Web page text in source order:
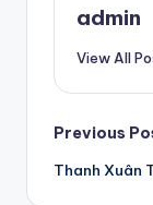
admin
View All
Post
Previous
Thanh Xuân